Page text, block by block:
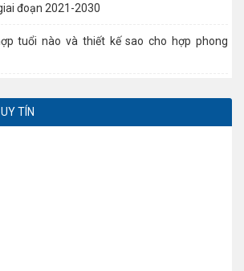
đoạn 2021-2030
tuổi nào và thiết kế sao cho hợp phong
TÍN